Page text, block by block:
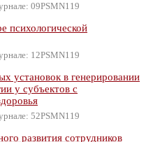
09PSMN119
психологической
12PSMN119
установок в генерировании
у субъектов с
52PSMN119
развития сотрудников